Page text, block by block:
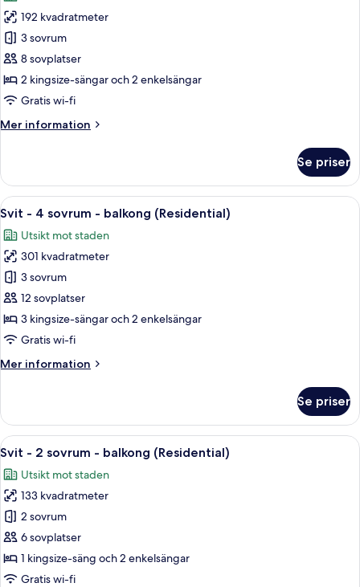
för
Svit
-
3
sovrum
balkong
192 kvadratmeter
3 sovrum
8 sovplatser
2 kingsize-sängar och 2 enkelsängar
Gratis wi-fi
Mer information
Mer
-
sovrum
balkong
(Residential)
Se priser
Öppna
alla
foton
för
Svit
-
4
sovrum
balkong
Ett modernt kök med träskåp, en
11
Svit - 4 sovrum - balkong (Residential)
Utsikt mot staden
301 kvadratmeter
3 sovrum
12 sovplatser
3 kingsize-sängar och 2 enkelsängar
Gratis wi-fi
Mer information
Mer
-
4
sovrum
balkong
(Residential)
Se priser
Öppna
alla
foton
för
Svit
-
2
sovrum
Ett hotellrum med en stor säng, ett
9
Svit - 2 sovrum - balkong (Residential)
Utsikt mot staden
133 kvadratmeter
2 sovrum
6 sovplatser
1 kingsize-säng och 2 enkelsängar
Gratis wi-fi